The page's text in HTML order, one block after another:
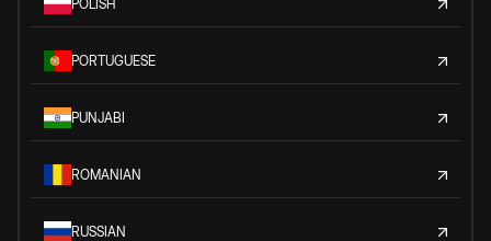
POLISH
PORTUGUESE
PUNJABI
ROMANIAN
RUSSIAN